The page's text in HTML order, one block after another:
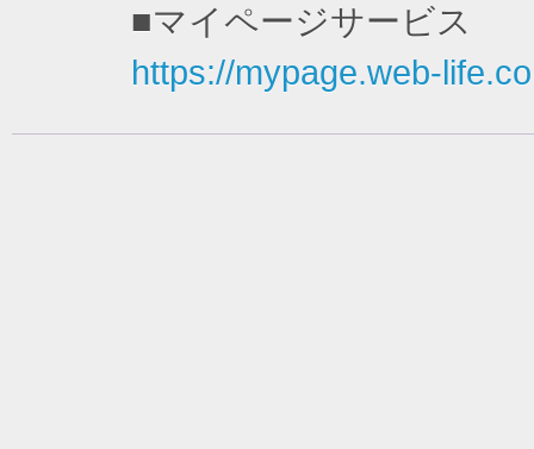
■マイページサービス
https://mypage.web-